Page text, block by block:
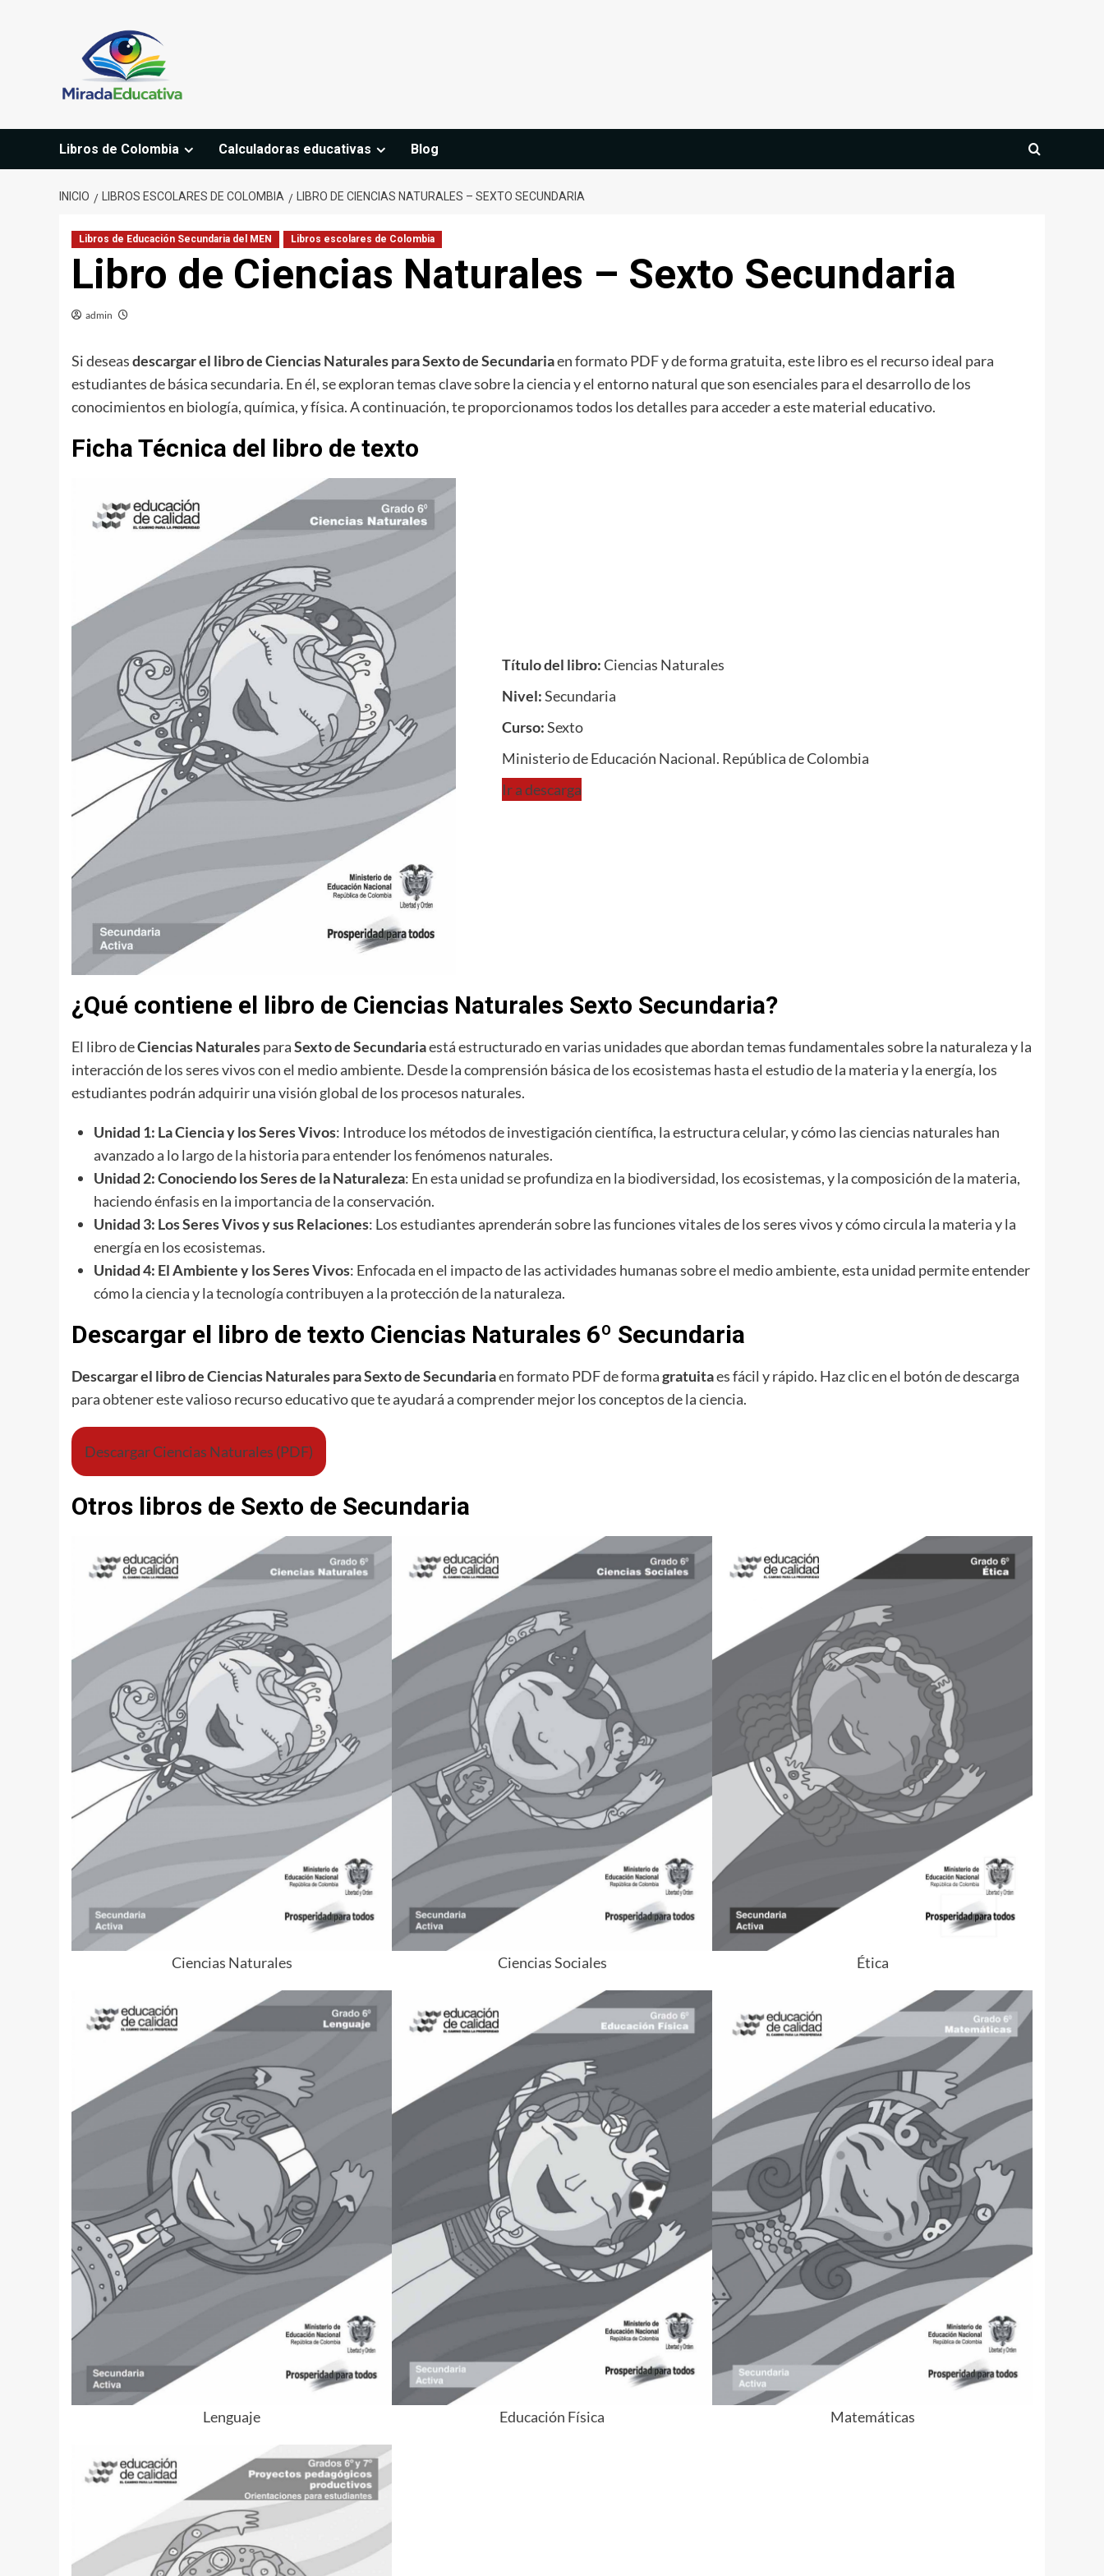
Libros de Colombia Calculadoras educativas Blog
INICIO LIBROS ESCOLARES DE COLOMBIA LIBRO DE CIENCIAS NATURALES – SEXTO SECUNDARIA
Libros de Educación Secundaria del MEN Libros escolares de Colombia
Libro de Ciencias Naturales – Sexto Secundaria
admin
Si deseasdescargar el libro de Ciencias Naturales para Sexto de Secundariaen formato PDF y de forma gratuita, este libro es el recurso ideal para
estudiantes de básica secundaria. En él, se exploran temas clave sobre la ciencia y el entorno natural que son esenciales para el desarrollo de los
conocimientos en biología, química, y física. A continuación, te proporcionamos todos los detalles para acceder a este material educativo.
Ficha Técnica del libro de texto
Título del libro:Ciencias Naturales
Nivel:Secundaria
Curso:Sexto
Ministerio de Educación Nacional. República de Colombia
Ir a descarga
¿Qué contiene el libro de Ciencias Naturales Sexto Secundaria?
El libro deCiencias NaturalesparaSexto de Secundariaestá estructurado en varias unidades que abordan temas fundamentales sobre la naturaleza y la
interacción de los seres vivos con el medio ambiente. Desde la comprensión básica de los ecosistemas hasta el estudio de la materia y la energía, los
estudiantes podrán adquirir una visión global de los procesos naturales.
Unidad 1: La Ciencia y los Seres Vivos: Introduce los métodos de investigación científica, la estructura celular, y cómo las ciencias naturales han
avanzado a lo largo de la historia para entender los fenómenos naturales.
Unidad 2: Conociendo los Seres de la Naturaleza: En esta unidad se profundiza en la biodiversidad, los ecosistemas, y la composición de la materia,
haciendo énfasis en la importancia de la conservación.
Unidad 3: Los Seres Vivos y sus Relaciones: Los estudiantes aprenderán sobre las funciones vitales de los seres vivos y cómo circula la materia y la
energía en los ecosistemas.
Unidad 4: El Ambiente y los Seres Vivos: Enfocada en el impacto de las actividades humanas sobre el medio ambiente, esta unidad permite entender
cómo la ciencia y la tecnología contribuyen a la protección de la naturaleza.
Descargar el libro de texto Ciencias Naturales 6º Secundaria
Descargar el libro de Ciencias Naturales para Sexto de Secundariaen formato PDF de formagratuitaes fácil y rápido. Haz clic en el botón de descarga
para obtener este valioso recurso educativo que te ayudará a comprender mejor los conceptos de la ciencia.
Descargar Ciencias Naturales (PDF)
Otros libros de Sexto de Secundaria
Ciencias Naturales Ciencias Sociales Ética
Lenguaje Educación Física Matemáticas